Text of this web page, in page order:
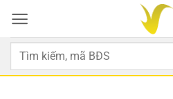
qua
dung